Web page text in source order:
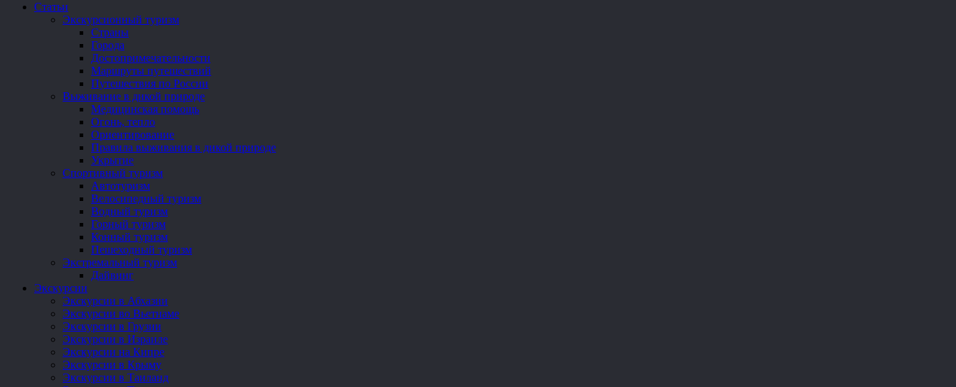
Статьи
Экскурсионный туризм
Страны
Города
Достопримечательности
Маршруты путешествий
Путешествия по России
Выживание в дикой природе
Медицинская помощь
Огонь, тепло
Ориентирование
Правила выживания в дикой природе
Укрытие
Спортивный туризм
Автотуризм
Велосипедный туризм
Водный туризм
Горный туризм
Конный туризм
Пешеходный туризм
Экстремальный туризм
Дайвинг
Экскурсии
Экскурсии в Абхазии
Экскурсии во Вьетнаме
Экскурсии в Грузии
Экскурсии в Израиле
Экскурсии на Кипре
Экскурсии в Крыму
Экскурсии в Таиланд